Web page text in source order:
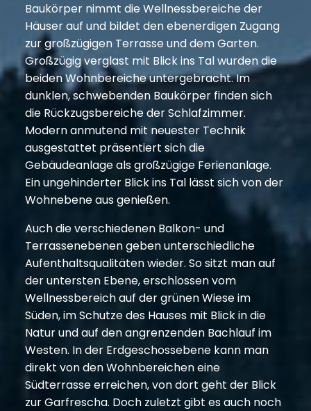
Baukörper nimmt die Wellnessbereiche der
Häuser auf und bildet den ebenerdigen Zugang
zur großzügigen Terrasse und dem Garten.
Großzügig verglast mit Blick ins Tal wurden die
beiden Wohnbereiche untergebracht. Im
dunklen, schwebenden Baukörper finden sich
die Rückzugsbereiche der Schlafzimmer.
Modern anmutend mit neuester Technik
ausgestattet präsentiert sich die
Gebäudeanlage als großzügige Ferienanlage.
Ein ungehinderter Blick ins Tal lässt sich von der
Wohnebene aus genießen.
Auch die verschiedenen Balkon- und
Terrassenebenen geben unterschiedliche
Aufenthaltsqualitäten wieder. So sitzt man auf
der untersten Ebene, erschlossen vom
Wellnessbereich auf der grünen Wiese im
Süden, im Schutze des Hauses mit Blick in die
Natur und auf den angrenzenden Bachlauf im
Westen. In der Erdgeschossebene kann man
direkt von den Wohnbereichen eine
Südterrasse erreichen, von dort geht der Blick
zur Garfrescha. Doch zuletzt gibt es auch noch